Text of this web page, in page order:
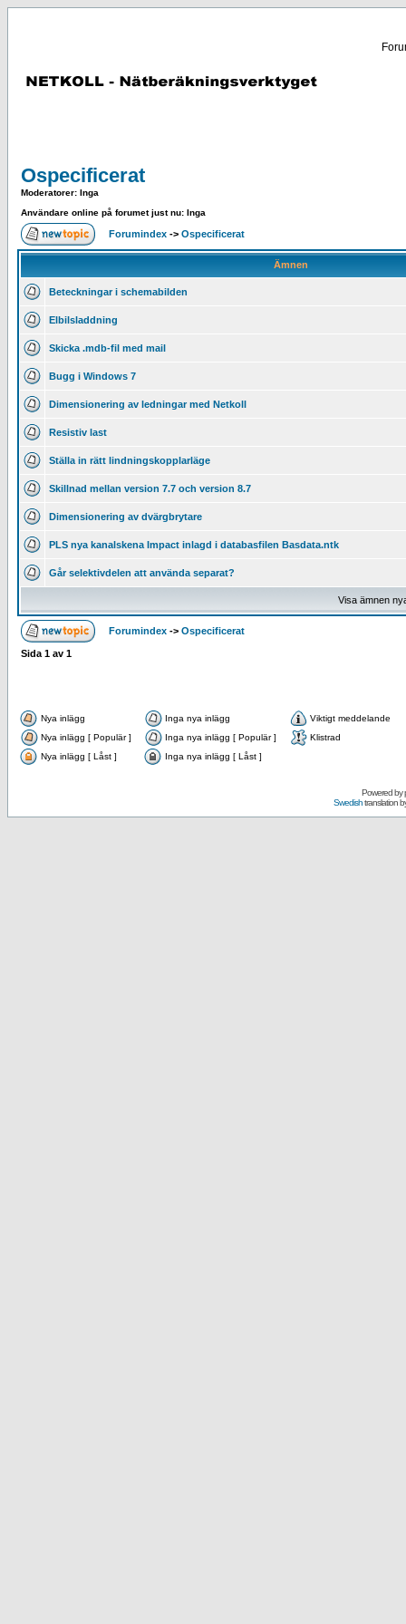
Ospecificerat
Moderatorer: Inga
Användare online på forumet just nu: Inga
Forumindex -> Ospecificerat
Ämnen
Beteckningar i schemabilden
Elbilsladdning
Skicka .mdb-fil med mail
Bugg i Windows 7
Dimensionering av ledningar med Netkoll
Resistiv last
Ställa in rätt lindningskopplarläge
Skillnad mellan version 7.7 och version 8.7
Dimensionering av dvärgbrytare
PLS nya kanalskena Impact inlagd i databasfilen Basdata.ntk
Går selektivdelen att använda separat?
Visa ämnen
Forumindex -> Ospecificerat
Sida 1 av 1
Nya inlägg Inga nya inlägg
Viktigt meddelande
Nya inlägg [ Populär ]
Inga nya inlägg [ Populär ]
Klistrad
Nya inlägg [ Låst ]
Inga nya inlägg [ Låst ]
Powered by
Swedishtranslation